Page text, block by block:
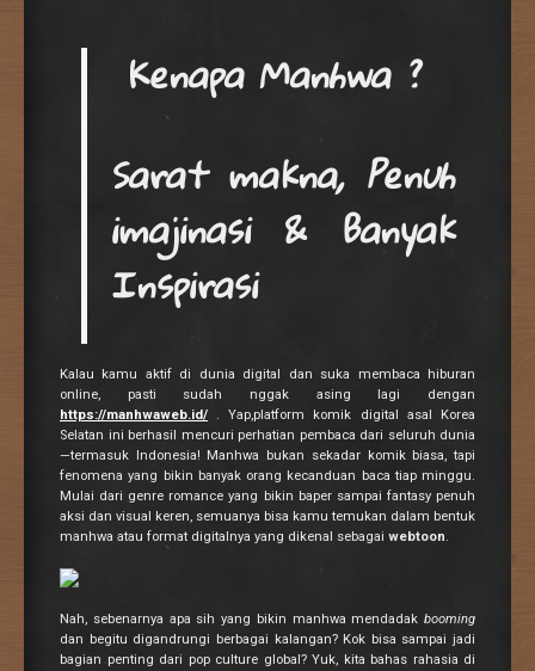
Kenapa Manhwa ?
Sarat makna, Penuh
imajinasi & Banyak
Inspirasi
Kalau kamu aktif di dunia digital dan suka membaca hiburan
online, pasti sudah nggak asing lagi dengan
https://manhwaweb.id/ . Yap,platform komik digital asal Korea
Selatan ini berhasil mencuri perhatian pembaca dari seluruh dunia
—termasuk Indonesia! Manhwa bukan sekadar komik biasa, tapi
fenomena yang bikin banyak orang kecanduan baca tiap minggu.
Mulai dari genre romance yang bikin baper sampai fantasy penuh
aksi dan visual keren, semuanya bisa kamu temukan dalam bentuk
manhwa atau format digitalnya yang dikenal sebagai webtoon.
Nah, sebenarnya apa sih yang bikin manhwa mendadak booming
dan begitu digandrungi berbagai kalangan? Kok bisa sampai jadi
bagian penting dari pop culture global? Yuk, kita bahas rahasia di